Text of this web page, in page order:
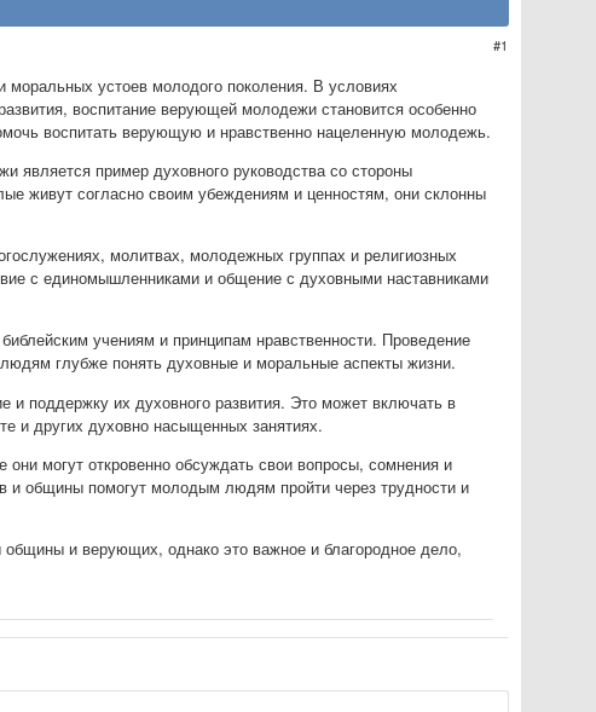
1
устоев молодого поколения. В условиях
воспитание верующей молодежи становится особенно
воспитать верующую и нравственно нацеленную молодежь.
является пример духовного руководства со стороны
живут согласно своим убеждениям и ценностям, они склонны
молитвах, молодежных группах и религиозных
с единомышленниками и общение с духовными наставниками
учениям и принципам нравственности. Проведение
глубже понять духовные и моральные аспекты жизни.
поддержку их духовного развития. Это может включать в
и других духовно насыщенных занятиях.
могут откровенно обсуждать свои вопросы, сомнения и
и общины помогут молодым людям пройти через трудности и
и верующих, однако это важное и благородное дело,